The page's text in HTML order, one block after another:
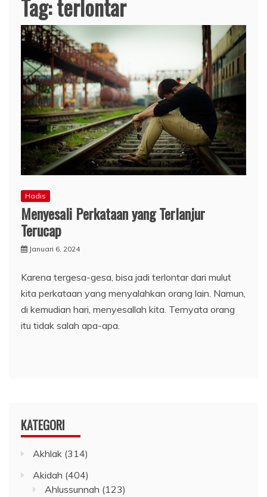
Tag:terlontar
Hadis
Menyesali Perkataan yang Terlanjur
Terucap
Januari 6, 2024
Karena tergesa-gesa, bisa jadi terlontar dari mulut
kita perkataan yang menyalahkan orang lain. Namun,
di kemudian hari, menyesallah kita. Ternyata orang
itu tidak salah apa-apa.
KATEGORI
Akhlak (314)
Akidah (404)
Ahlussunnah (123)